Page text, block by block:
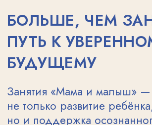
УСЛОВИ Я П РИЕМ А
В ДЕТСКИЙ САД
ЧТОБЫ ОФОРМИТЬ РЕБЁНКА
В НАШ ЦЕНТР РАННЕГО
ПРЕДОСТАВИТЬ
СЛЕДУЮЩИЕ ДОКУМЕНТЫ: